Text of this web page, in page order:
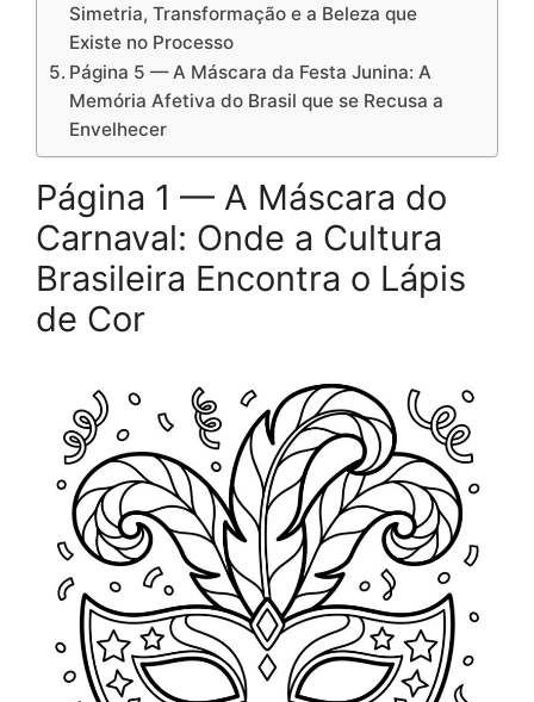
Simetria, Transformação e a Beleza que
Existe no Processo
Página 5 — A Máscara da Festa Junina: A
Memória Afetiva do Brasil que se Recusa a
Envelhecer
Página 1 — A Máscara do
Carnaval: Onde a Cultura
Brasileira Encontra o Lápis
de Cor